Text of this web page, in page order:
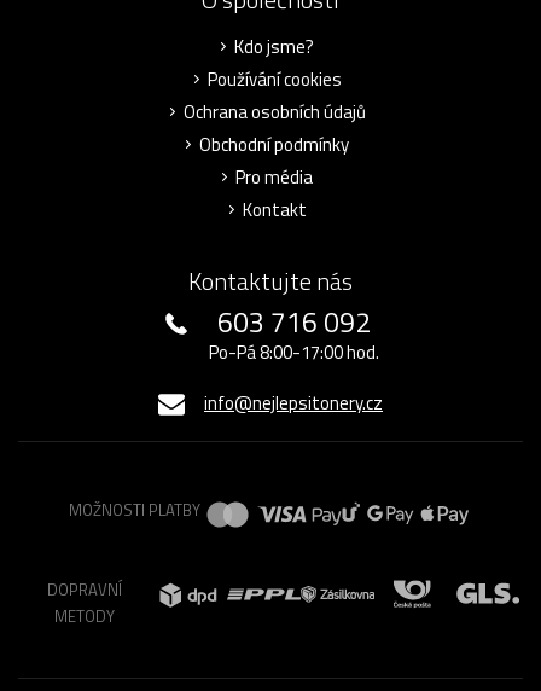
Kdo jsme?
Používání cookies
Ochrana osobních údajů
Obchodní podmínky
Pro média
Kontakt
Kontaktujte nás
603 716 092
Po-Pá 8:00-17:00 hod.
info@nejlepsitonery.cz
MOŽNOSTI PLATBY
DOPRAVNÍ
METODY